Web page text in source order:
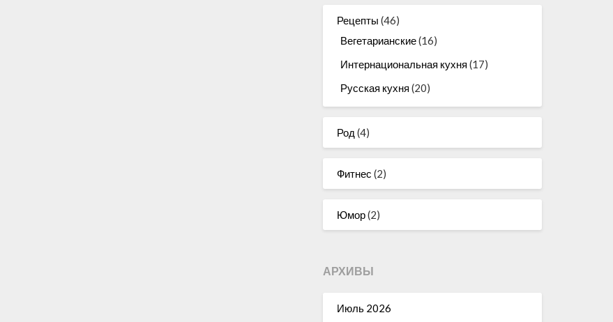
Рецепты (46)
Вегетарианские(16)
Интернациональная кухня (17)
Русская кухня (20)
Род (4)
Фитнес (2)
Юмор(2)
АРХИВЫ
Июль 2026